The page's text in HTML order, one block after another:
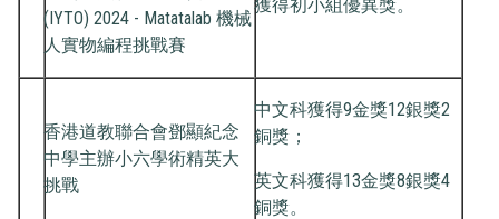
(IYTO) 2024 - Matatalab 機械
人實物編程挑戰賽
獲得初小組優異獎。
香港道教聯合會鄧顯紀念
中學主辦小六學術精英大
挑戰
中文科獲得9金獎12銀獎2
銅獎；
英文科獲得13金獎8銀獎4
銅獎。